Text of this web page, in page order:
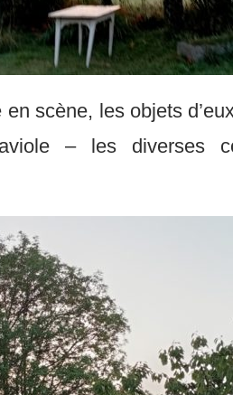
scène, les objets
– les diverses